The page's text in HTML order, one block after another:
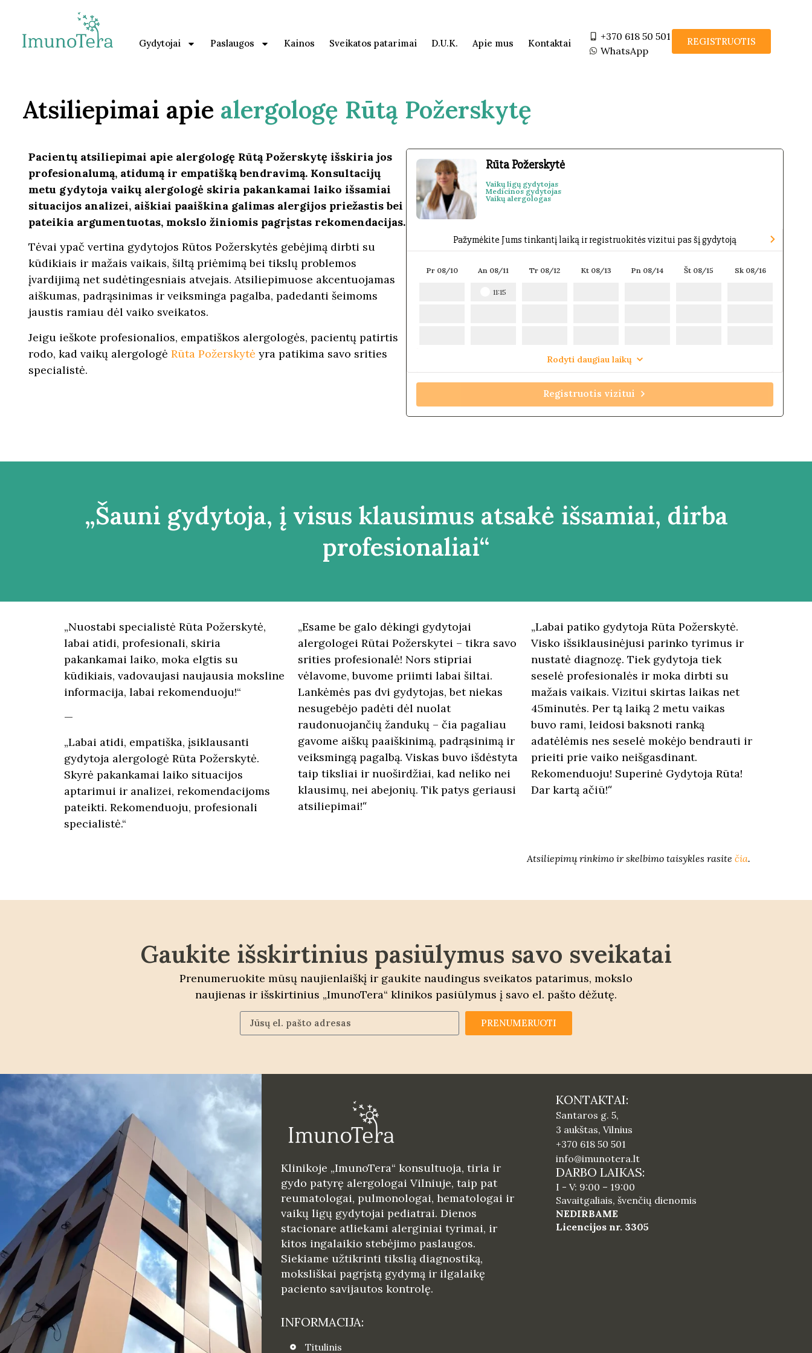
Gydytojai Paslaugos Kainos Sveikatos patarimai D.U.K. Apie mus Kontaktai
+370 618 50 501
WhatsApp
REGISTRUOTIS
Atsiliepimai apie alergologę Rūtą Požerskytę
Pacientų atsiliepimai apie alergologę Rūtą Požerskytę išskiria jos
profesionalumą, atidumą ir empatišką bendravimą. Konsultacijų
metu gydytoja vaikų alergologė skiria pakankamai laiko išsamiai
situacijos analizei, aiškiai paaiškina galimas alergijos priežastis bei
pateikia argumentuotas, mokslo žiniomis pagrįstas rekomendacijas.
Tėvai ypač vertina gydytojos Rūtos Požerskytės gebėjimą dirbti su
kūdikiais ir mažais vaikais, šiltą priėmimą bei tikslų problemos
įvardijimą net sudėtingesniais atvejais. Atsiliepimuose akcentuojamas
aiškumas, padrąsinimas ir veiksminga pagalba, padedanti šeimoms
jaustis ramiau dėl vaiko sveikatos.
Jeigu ieškote profesionalios, empatiškos alergologės, pacientų patirtis
rodo, kad vaikų alergologė Rūta Požerskytė yra patikima savo srities
specialistė.
Rūta Požerskytė
Vaikų ligų gydytojas
Medicinos gydytojas
Vaikų alergologas
Pažymėkite Jums tinkantį laiką ir registruokitės vizitui pas šį gydytoją
Pr 08/10 An 08/11
11:15
Tr 08/12 Kt 08/13 Pn 08/14 Št 08/15 Sk 08/16
Rodyti daugiau laikų
Registruotis vizitui
„Šauni gydytoja, į visus klausimus atsakė išsamiai, dirba
profesionaliai“
„Nuostabi specialistė Rūta Požerskytė,
labai atidi, profesionali, skiria
pakankamai laiko, moka elgtis su
kūdikiais, vadovaujasi naujausia moksline
informacija, labai rekomenduoju!“
—
„Labai atidi, empatiška, įsiklausanti
gydytoja alergologė Rūta Požerskytė.
Skyrė pakankamai laiko situacijos
aptarimui ir analizei, rekomendacijoms
pateikti. Rekomenduoju, profesionali
specialistė.“
„Esame be galo dėkingi gydytojai
alergologei Rūtai Požerskytei – tikra savo
srities profesionalė! Nors stipriai
vėlavome, buvome priimti labai šiltai.
Lankėmės pas dvi gydytojas, bet niekas
nesugebėjo padėti dėl nuolat
raudonuojančių žandukų – čia pagaliau
gavome aiškų paaiškinimą, padrąsinimą ir
veiksmingą pagalbą. Viskas buvo išdėstyta
taip tiksliai ir nuoširdžiai, kad neliko nei
klausimų, nei abejonių. Tik patys geriausi
atsiliepimai!“
„Labai patiko gydytoja Rūta Požerskytė.
Visko išsiklausinėjusi parinko tyrimus ir
nustatė diagnozę. Tiek gydytoja tiek
seselė profesionalės ir moka dirbti su
mažais vaikais. Vizitui skirtas laikas net
45minutės. Per tą laiką 2 metu vaikas
buvo rami, leidosi baksnoti ranką
adatėlėmis nes seselė mokėjo bendrauti ir
prieiti prie vaiko neišgasdinant.
Rekomenduoju! Superinė Gydytoja Rūta!
Dar kartą ačiū!“
Atsiliepimų rinkimo ir skelbimo taisykles rasite čia.
Gaukite išskirtinius pasiūlymus savo sveikatai
Prenumeruokite mūsų naujienlaiškį ir gaukite naudingus sveikatos patarimus, mokslo
naujienas ir išskirtinius „ImunoTera“ klinikos pasiūlymus į savo el. pašto dėžutę.
PRENUMERUOTI
Klinikoje „ImunoTera“ konsultuoja, tiria ir
gydo patyrę alergologai Vilniuje, taip pat
reumatologai, pulmonologai, hematologai ir
vaikų ligų gydytojai pediatrai. Dienos
stacionare atliekami alerginiai tyrimai, ir
kitos ingalaikio stebėjimo paslaugos.
Siekiame užtikrinti tikslią diagnostiką,
moksliškai pagrįstą gydymą ir ilgalaikę
paciento savijautos kontrolę.
INFORMACIJA:
Titulinis
KONTAKTAI:
Santaros g. 5,
3 aukštas, Vilnius
+370 618 50 501
info@imunotera.lt
DARBO LAIKAS:
I - V: 9:00 – 19:00
Savaitgaliais, švenčių dienomis
NEDIRBAME
Licencijos nr. 3305